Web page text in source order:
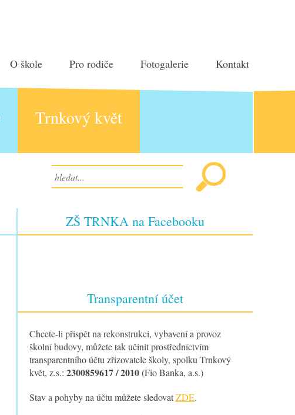
O škole Pro rodiče Fotogalerie Kontakt
Trnkový květ
ZŠ TRNKA na Facebooku
Transparentní účet
Chcete-li přispět na rekonstrukci, vybavení a provoz
školní budovy, můžete tak učinit prostřednictvím
transparentního účtu zřizovatele školy, spolku Trnkový
květ, z.s.: 2300859617 / 2010(Fio Banka, a.s.)
Stav a pohyby na účtu můžete sledovatZDE.